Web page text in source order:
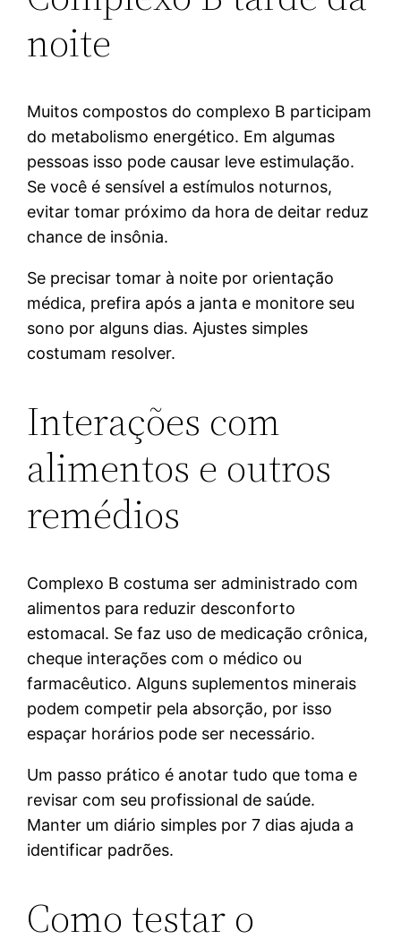
noite
Muitos compostos do complexo B participam
do metabolismo energético. Em algumas
pessoas isso pode causar leve estimulação.
Se você é sensível a estímulos noturnos,
evitar tomar próximo da hora de deitar reduz
chance de insônia.
Se precisar tomar à noite por orientação
médica, prefira após a janta e monitore seu
sono por alguns dias. Ajustes simples
costumam resolver.
Interações com
alimentos e outros
remédios
Complexo B costuma ser administrado com
alimentos para reduzir desconforto
estomacal. Se faz uso de medicação crônica,
cheque interações com o médico ou
farmacêutico. Alguns suplementos minerais
podem competir pela absorção, por isso
espaçar horários pode ser necessário.
Um passo prático é anotar tudo que toma e
revisar com seu profissional de saúde.
Manter um diário simples por 7 dias ajuda a
identificar padrões.
Como testar o